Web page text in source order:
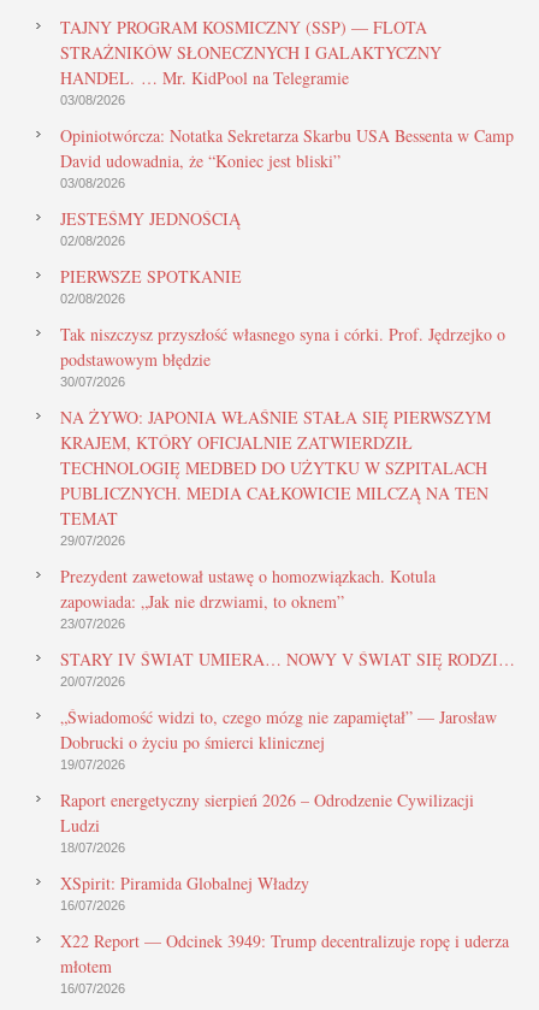
TAJNY PROGRAM KOSMICZNY (SSP) — FLOTA
STRAŻNIKÓW SŁONECZNYCH I GALAKTYCZNY
HANDEL. … Mr. KidPool na Telegramie
03/08/2026
Opiniotwórcza: Notatka Sekretarza Skarbu USA Bessenta w Camp
David udowadnia, że “Koniec jest bliski”
03/08/2026
JESTEŚMY JEDNOŚCIĄ
02/08/2026
PIERWSZE SPOTKANIE
02/08/2026
Tak niszczysz przyszłość własnego syna i córki. Prof. Jędrzejko o
podstawowym błędzie
30/07/2026
NA ŻYWO: JAPONIA WŁAŚNIE STAŁA SIĘ PIERWSZYM
KRAJEM, KTÓRY OFICJALNIE ZATWIERDZIŁ
TECHNOLOGIĘ MEDBED DO UŻYTKU W SZPITALACH
PUBLICZNYCH. MEDIA CAŁKOWICIE MILCZĄ NA TEN
TEMAT
29/07/2026
Prezydent zawetował ustawę o homozwiązkach. Kotula
zapowiada: „Jak nie drzwiami, to oknem”
23/07/2026
STARY IV ŚWIAT UMIERA… NOWY V ŚWIAT SIĘ RODZI…
20/07/2026
„Świadomość widzi to, czego mózg nie zapamiętał” — Jarosław
Dobrucki o życiu po śmierci klinicznej
19/07/2026
Raport energetyczny sierpień 2026 – Odrodzenie Cywilizacji
Ludzi
18/07/2026
XSpirit: Piramida Globalnej Władzy
16/07/2026
X22 Report — Odcinek 3949: Trump decentralizuje ropę i uderza
młotem
16/07/2026